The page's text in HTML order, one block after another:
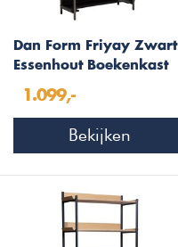
Dan Form Friyay Zwart
Essenhout Boekenkast
1.099,-
Bekijken